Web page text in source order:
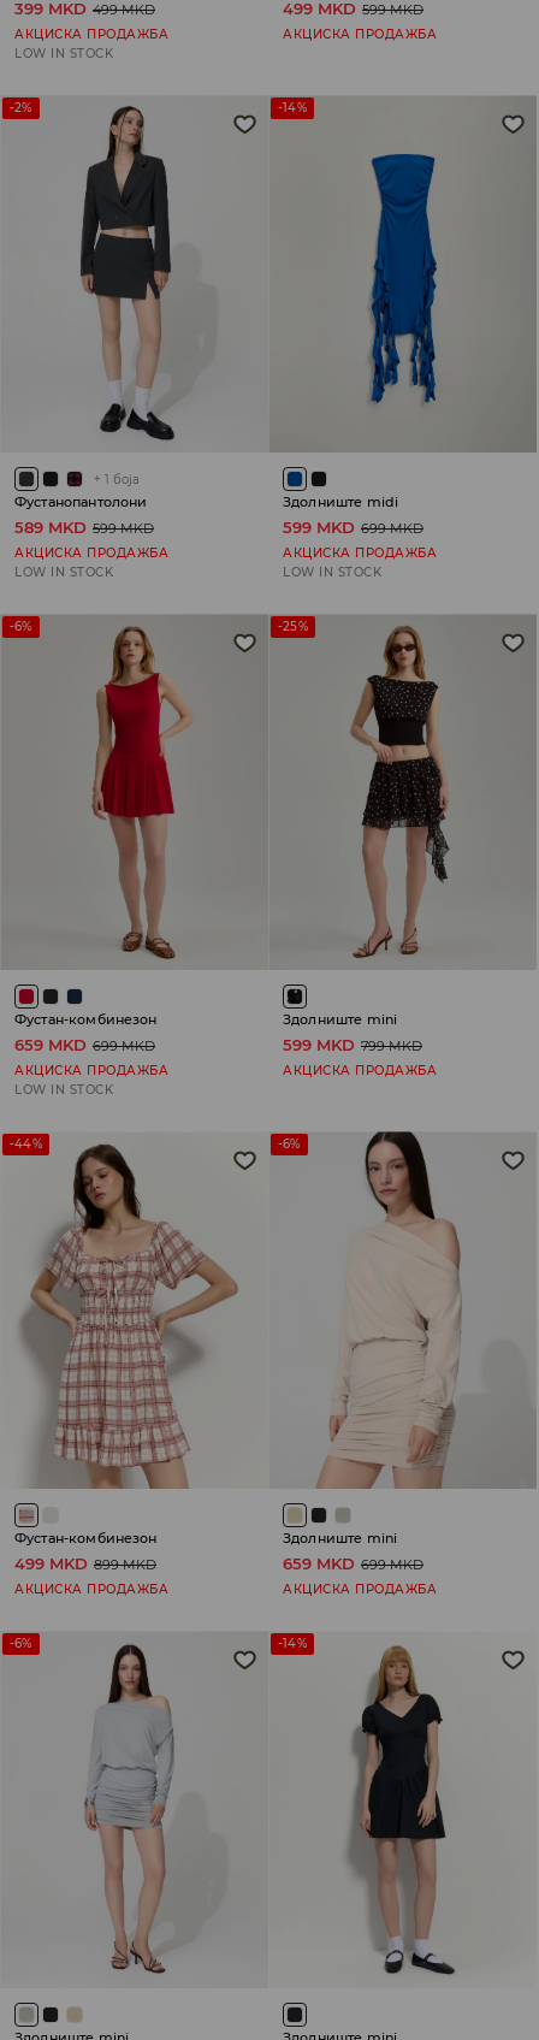
399 MKD 499 MKD
АКЦИСКА ПРОДАЖБА
LOW IN STOCK
499 MKD 599 MKD
АКЦИСКА ПРОДАЖБА
-2%
+ 1 боја
Фустанопантолони
589 MKD 599 MKD
АКЦИСКА ПРОДАЖБА
LOW IN STOCK
-14%
Здолниште midi
599 MKD 699 MKD
АКЦИСКА ПРОДАЖБА
LOW IN STOCK
-6%
Фустан-комбинезон
659 MKD 699 MKD
АКЦИСКА ПРОДАЖБА
LOW IN STOCK
-25%
Здолниште mini
599 MKD 799 MKD
АКЦИСКА ПРОДАЖБА
-44%
Фустан-комбинезон
499 MKD 899 MKD
АКЦИСКА ПРОДАЖБА
-6%
Здолниште mini
659 MKD 699 MKD
АКЦИСКА ПРОДАЖБА
-6% -14%